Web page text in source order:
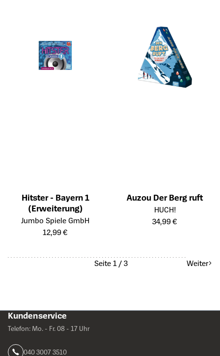
Hitster - Bayern 1
(Erweiterung)
Öffnet die Detailseite des Produkts
Jumbo Spiele GmbH
12,99 €
Auzou Der Berg ruft
Öffnet die Detailseite des
HUCH!
34,99 €
Seite 1 / 3 Weiter
Kundenservice
Telefon: Mo. - Fr. 08 - 17 Uhr
040 3007 3510